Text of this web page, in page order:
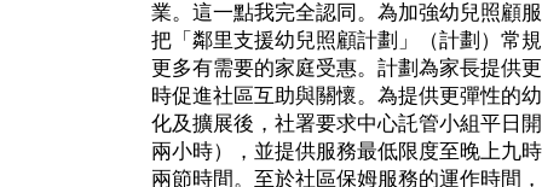
業。這一點我完全認同。為加強幼兒照顧
把「鄰里支援幼兒照顧計劃」（計劃）常
更多有需要的家庭受惠。計劃為家長提供
時促進社區互助與關懷。為提供更彈性的
化及擴展後，社署要求中心託管小組平日
兩小時），並提供服務最低限度至晚上九
兩節時間。至於社區保姆服務的運作時間